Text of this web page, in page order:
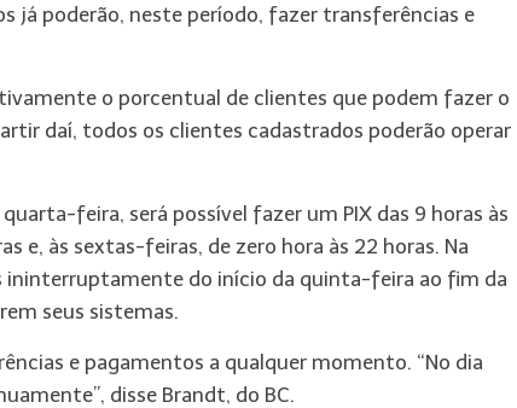
já poderão, neste período, fazer transferências e
o porcentual de clientes que podem fazer o
daí, todos os clientes cadastrados poderão operar
feira, será possível fazer um PIX das 9 horas às
e, às sextas-feiras, de zero hora às 22 horas. Na
ininterruptamente do início da quinta-feira ao fim da
seus sistemas.
e pagamentos a qualquer momento. “No dia
disse Brandt, do BC.